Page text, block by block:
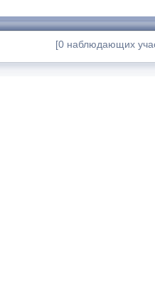
[0 наблюдающих